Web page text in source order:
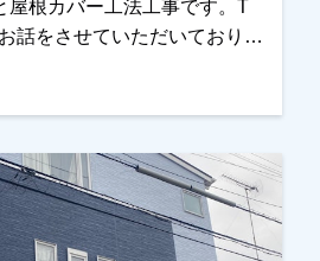
屋根カバー工法工事です。T
話をさせていただいており、
ご挨拶をさせていただくな
に伺ったところ、以前拝見し
化が進んでいる状態であるこ
。その旨をお伝えし、改めて
根の状態を写真でご確認いた